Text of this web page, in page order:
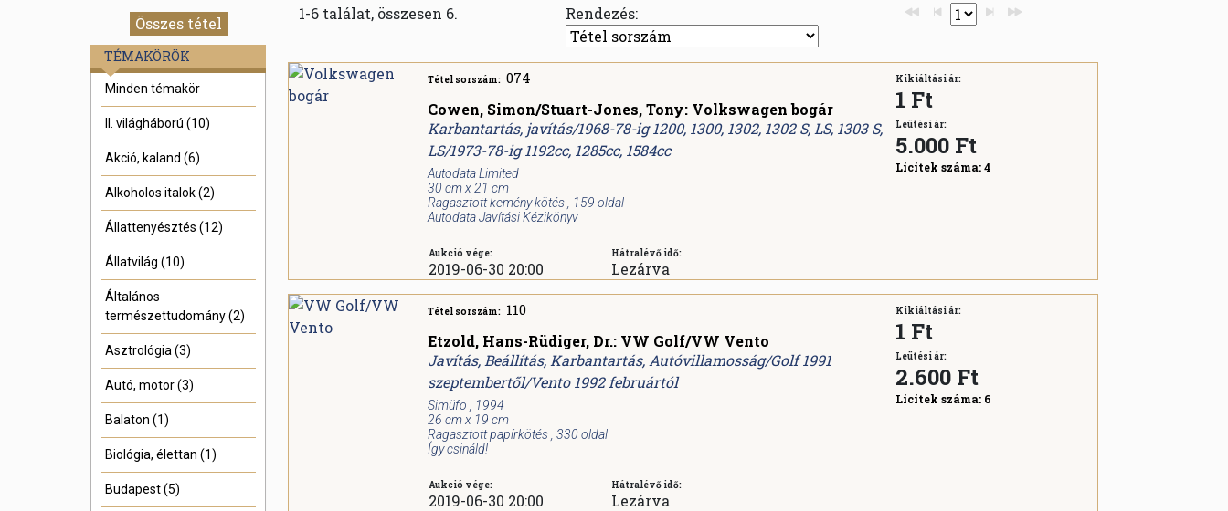
Összes tétel
TÉMAKÖRÖK
Minden témakör
II. világháború (10)
Akció, kaland (6)
Alkoholos italok (2)
Állattenyésztés (12)
Állatvilág (10)
Általános
természettudomány (2)
Asztrológia (3)
Autó, motor (3)
Balaton (1)
Biológia, élettan (1)
Budapest (5)
1-6 találat, összesen 6. Rendezés:
Tétel sorszám: 074
Cowen, Simon/Stuart-Jones, Tony: Volkswagen bogár
Karbantartás, javítás/1968-78-ig 1200, 1300, 1302, 1302 S, LS, 1303 S,
LS/1973-78-ig 1192cc, 1285cc, 1584cc
Autodata Limited
30 cm x 21 cm
Ragasztott kemény kötés , 159 oldal
Autodata Javítási Kézikönyv
Aukció vége:
2019-06-30 20:00
Hátralévő idő:
Lezárva
Kikiáltási ár:
1 Ft
Leütési ár:
5.000 Ft
Licitek száma:4
Tétel sorszám: 110
Etzold, Hans-Rüdiger, Dr.: VW Golf/VW Vento
Javítás, Beállítás, Karbantartás, Autóvillamosság/Golf 1991
szeptembertől/Vento 1992 februártól
Simüfo , 1994
26 cm x 19 cm
Ragasztott papírkötés , 330 oldal
Így csináld!
Aukció vége:
2019-06-30 20:00
Hátralévő idő:
Lezárva
Kikiáltási ár:
1 Ft
Leütési ár:
2.600 Ft
Licitek száma: 6